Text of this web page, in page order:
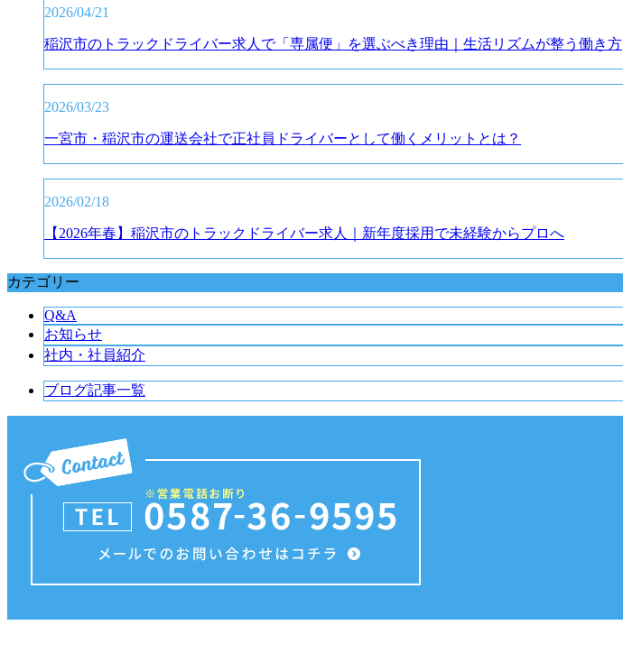
2026/04/21
稲沢市のトラックドライバー求人で「専属便」を選ぶべき理由｜生活リズムが整う働き方
2026/03/23
一宮市・稲沢市の運送会社で正社員ドライバーとして働くメリットとは？
2026/02/18
【2026年春】稲沢市のトラックドライバー求人｜新年度採用で未経験からプロへ
カテゴリー
Q&A
お知らせ
社内・社員紹介
ブログ記事一覧